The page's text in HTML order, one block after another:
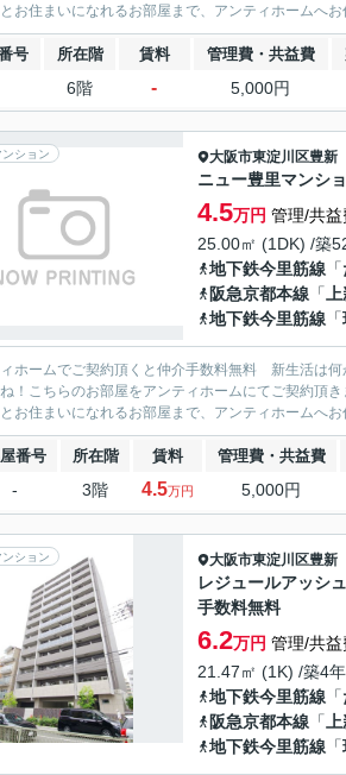
お住まいになれるお部屋まで、アンティホームへお
号 所在階 賃料 管理費・共益費
6階 - 5,000円
ション 大阪市東淀川区豊新
ニュー豊里マンシ
4.5万円 管理/共
25.00㎡ (1DK) /築
地下鉄今里筋線 「
阪急京都本線 「
地下鉄今里筋線 「
ホームでご契約頂くと仲介手数料無料 新生活は
！こちらのお部屋をアンティホームにてご契約頂
お住まいになれるお部屋まで、アンティホームへお
番号 所在階 賃料 管理費・共益費
- 3階 4.5万円 5,000円
ション 大阪市東淀川区豊新
レジュールアッシ
手数料無料
6.2万円 管理/共
21.47㎡ (1K) /築4
地下鉄今里筋線 「
阪急京都本線 「
地下鉄今里筋線 「